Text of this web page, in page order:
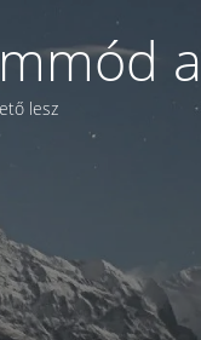
lesz